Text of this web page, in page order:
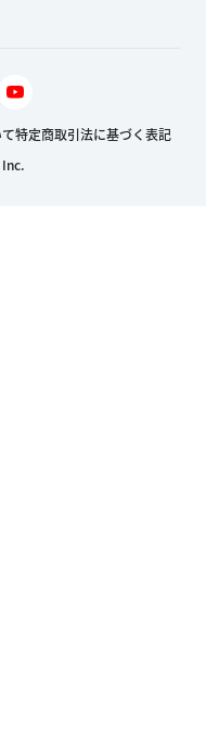
特定商取引法に基づく表記